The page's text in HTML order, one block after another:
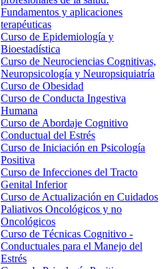
Fundamentos y aplicaciones
terapéuticas
Curso de Epidemiología y
Bioestadística
Curso de Neurociencias Cognitivas,
Neuropsicología y Neuropsiquiatría
Curso de Obesidad
Curso de Conducta Ingestiva
Humana
Curso de Abordaje Cognitivo
Conductual del Estrés
Curso de Iniciación en Psicología
Positiva
Curso de Infecciones del Tracto
Genital Inferior
Curso de Actualización en Cuidados
Paliativos Oncológicos y no
Oncológicos
Curso de Técnicas Cognitivo -
Conductuales para el Manejo del
Estrés